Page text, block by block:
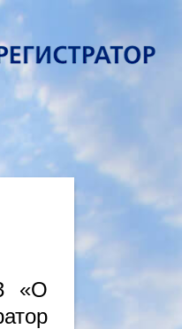
«О